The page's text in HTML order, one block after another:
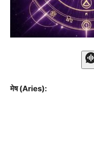
मेष (Aries):